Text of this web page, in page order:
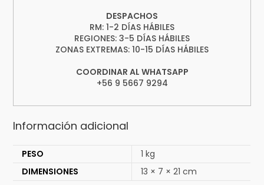
DESPACHOS
RM: 1-2 DÍAS HÁBILES
REGIONES: 3-5 DÍAS HÁBILES
ZONAS EXTREMAS: 10-15 DÍAS HÁBILES
COORDINAR AL WHATSAPP
+56 9 5667 9294
Información adicional
PESO
1 kg
DIMENSIONES
13 × 7 × 21 cm